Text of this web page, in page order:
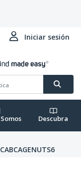
Iniciar sesión
Descubra
CABCAGENUTS6